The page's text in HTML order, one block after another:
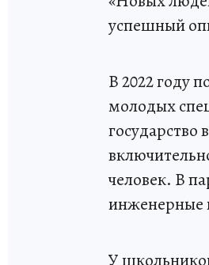
успешный
В 2022 году
молодых
государство
человек. В
инженерные
У